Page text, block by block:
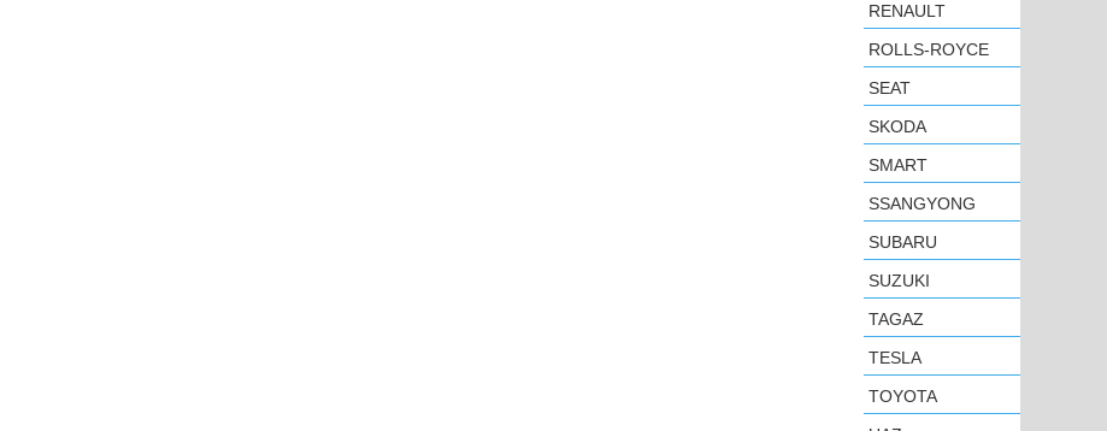
RENAULT
ROLLS-ROYCE
SEAT
SKODA
SMART
SSANGYONG
SUBARU
SUZUKI
TAGAZ
TESLA
TOYOTA